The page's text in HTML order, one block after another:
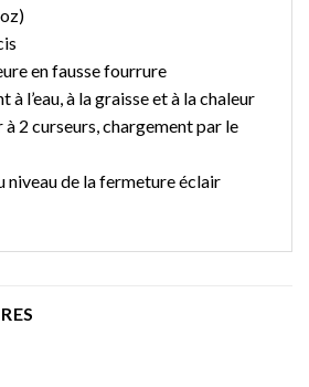
en fausse fourrure
à l’eau, à la graisse et à la chaleur
2 curseurs, chargement par le
niveau de la fermeture éclair